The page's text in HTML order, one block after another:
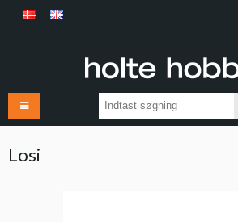
Losi